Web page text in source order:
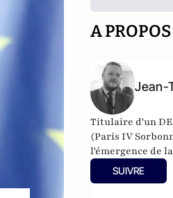
A
Jean-
Titulaire d'un
(Paris IV
l'émergence de
occidentale à
Thomas Lesueur
SUIVRE